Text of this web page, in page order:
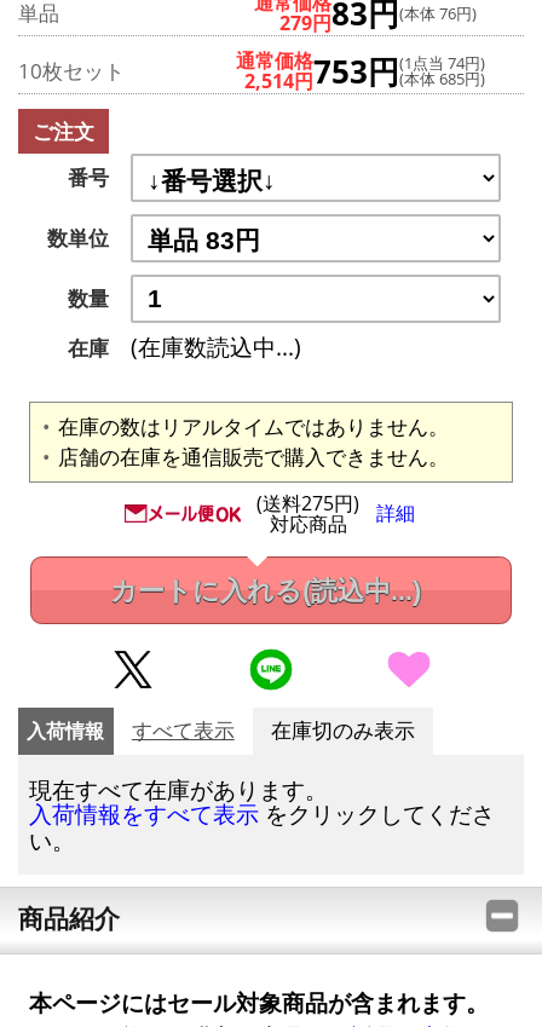
単品 279円83円(本体 76円)
10枚セット 通常価格
2,514円753円(1点当 74円)
(本体 685円)
ご注文
番号
数単位
数量
在庫
(在庫数読込中...)
在庫の数はリアルタイムではありません。
店舗の在庫を通信販売で購入できません。
(送料275円)
対応商品 詳細
カートに入れる(読込中...)
入荷情報 すべて表示 在庫切のみ表示
現在すべて在庫があります。
入荷情報をすべて表示 をクリックしてくださ
い。
商品紹介
本ページにはセール対象商品が含まれます。